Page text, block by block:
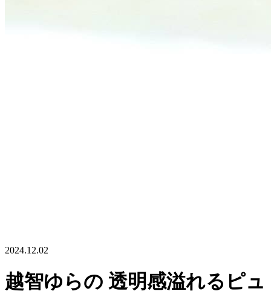
2024.12.02
越智ゆらの 透明感溢れるピュ